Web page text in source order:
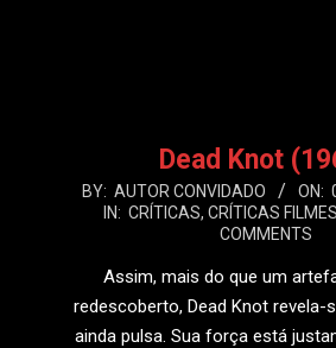
Dead Knot
2026-
BY: AUTOR CONVIDADO ON:
IN: CRÍTICAS, CRÍTICAS FILMES
COMMENTS
Assim, mais do que um
redescoberto, Dead Knot revela-
ainda pulsa. Sua força está